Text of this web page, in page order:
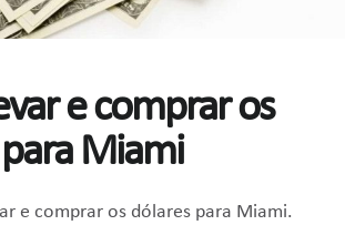
e comprar os
Miami
e comprar os dólares para Miami.